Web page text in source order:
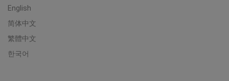
English
简体中文
繁體中文
한국어